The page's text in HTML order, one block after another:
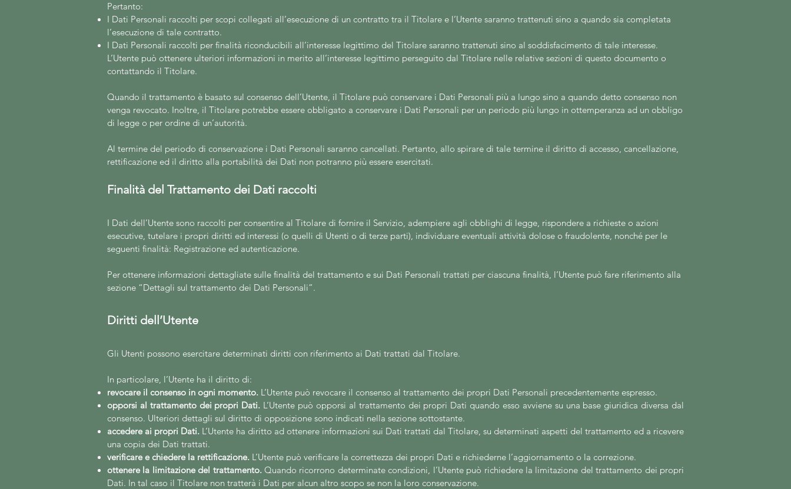
Pertanto:
I Dati Personali raccolti per scopi collegati all’esecuzione di un contratto tra il Titolare e l’Utente saranno trattenuti sino a quando sia completata
l’esecuzione di tale contratto.
I Dati Personali raccolti per finalità riconducibili all’interesse legittimo del Titolare saranno trattenuti sino al soddisfacimento di tale interesse.
L’Utente può ottenere ulteriori informazioni in merito all’interesse legittimo perseguito dal Titolare nelle relative sezioni di questo documento o
contattando il Titolare.
Quando il trattamento è basato sul consenso dell’Utente, il Titolare può conservare i Dati Personali più a lungo sino a quando detto consenso non
venga revocato. Inoltre, il Titolare potrebbe essere obbligato a conservare i Dati Personali per un periodo più lungo in ottemperanza ad un obbligo
di legge o per ordine di un’autorità.
Al termine del periodo di conservazione i Dati Personali saranno cancellati. Pertanto, allo spirare di tale termine il diritto di accesso, cancellazione,
rettificazione ed il diritto alla portabilità dei Dati non potranno più essere esercitati.
Finalità del Trattamento dei Dati raccolti
I Dati dell’Utente sono raccolti per consentire al Titolare di fornire il Servizio, adempiere agli obblighi di legge, rispondere a richieste o azioni
esecutive, tutelare i propri diritti ed interessi (o quelli di Utenti o di terze parti), individuare eventuali attività dolose o fraudolente, nonché per le
seguenti finalità: Registrazione ed autenticazione.
Per ottenere informazioni dettagliate sulle finalità del trattamento e sui Dati Personali trattati per ciascuna finalità, l’Utente può fare riferimento alla
sezione “Dettagli sul trattamento dei Dati Personali”.
Diritti dell’Utente
Gli Utenti possono esercitare determinati diritti con riferimento ai Dati trattati dal Titolare.
In particolare, l’Utente ha il diritto di:
revocare il consenso in ogni momento. L’Utente può revocare il consenso al trattamento dei propri Dati Personali precedentemente espresso.
opporsi al trattamento dei propri Dati. L’Utente può opporsi al trattamento dei propri Dati quando esso avviene su una base giuridica diversa dal
consenso. Ulteriori dettagli sul diritto di opposizione sono indicati nella sezione sottostante.
accedere ai propri Dati. L’Utente ha diritto ad ottenere informazioni sui Dati trattati dal Titolare, su determinati aspetti del trattamento ed a ricevere
una copia dei Dati trattati.
verificare e chiedere la rettificazione. L’Utente può verificare la correttezza dei propri Dati e richiederne l’aggiornamento o la correzione.
ottenere la limitazione del trattamento. Quando ricorrono determinate condizioni, l’Utente può richiedere la limitazione del trattamento dei propri
Dati. In tal caso il Titolare non tratterà i Dati per alcun altro scopo se non la loro conservazione.